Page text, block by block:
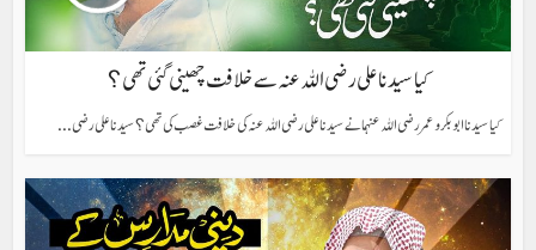
کیا سیدنا علی رضی اللہ عنہ سے خلافت چھینی گئی تھی؟
کیا سیدنا ابوبکر و عمر رضی اللہ عنہما نے سیدنا علی رضی اللہ عنہ کی خلافت غصب کی تھی؟ سیدنا علی رضی...